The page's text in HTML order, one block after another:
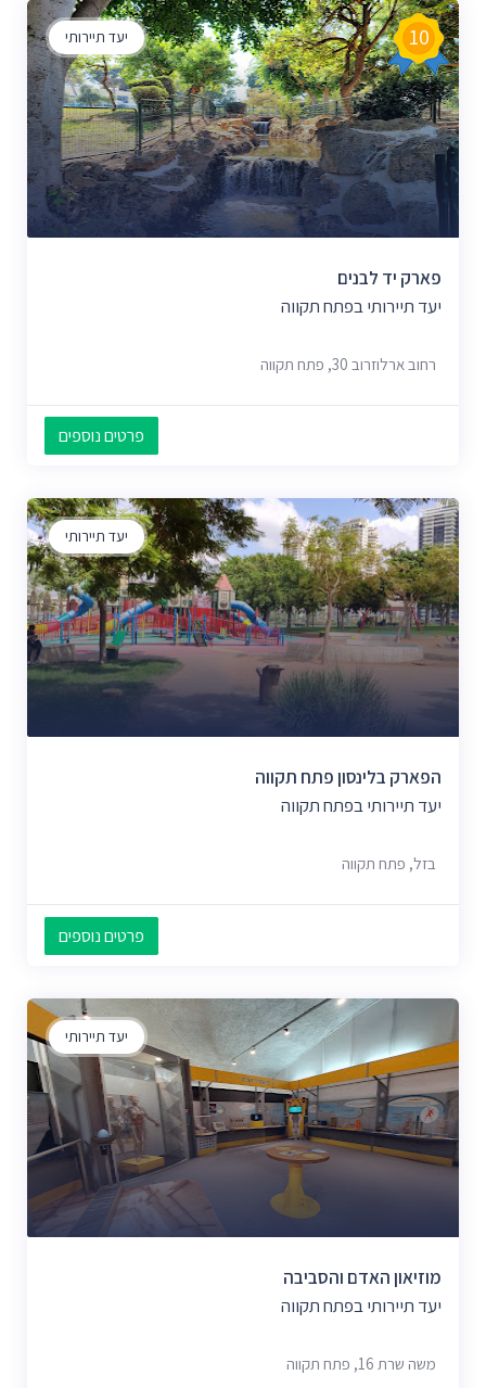
יעד תיירותי 10
פארק יד לבנים
יעד תיירותי בפתח תקווה
רחוב ארלוזרוב 30, פתח תקווה
פרטים נוספים
יעד תיירותי
הפארק בלינסון פתח תקווה
יעד תיירותי בפתח תקווה
בזל, פתח תקווה
פרטים נוספים
יעד תיירותי
מוזיאון האדם והסביבה
יעד תיירותי בפתח תקווה
משה שרת 16, פתח תקווה